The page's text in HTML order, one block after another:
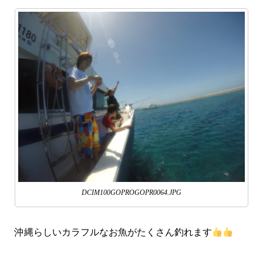
DCIM100GOPROGOPR0064.JPG
沖縄らしいカラフルなお魚がたくさん釣れます